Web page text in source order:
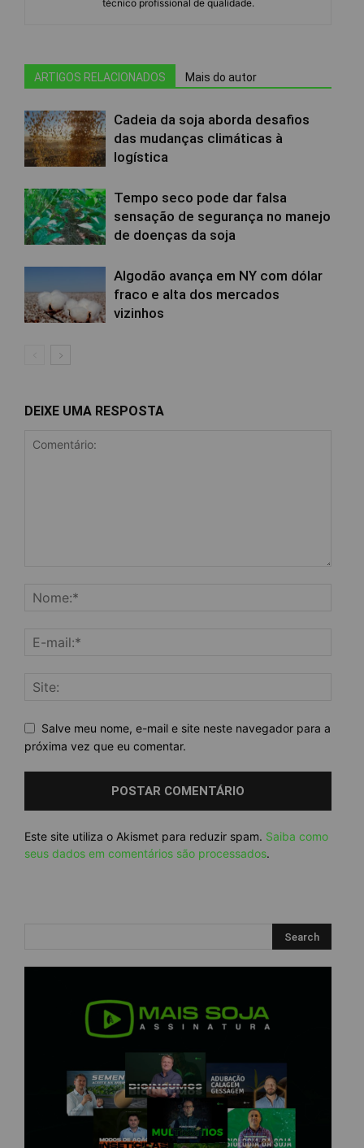
técnico profissional de qualidade.
ARTIGOS RELACIONADOS Mais do autor
Cadeia da soja aborda desafios
das mudanças climáticas à
logística
Tempo seco pode dar falsa
sensação de segurança no manejo
de doenças da soja
Algodão avança em NY com dólar
fraco e alta dos mercados
vizinhos
DEIXE UMA RESPOSTA
Salve meu nome, e-mail e site neste navegador para a
próxima vez que eu comentar.
Este site utiliza o Akismet para reduzir spam. Saiba como
seus dados em comentários são processados.